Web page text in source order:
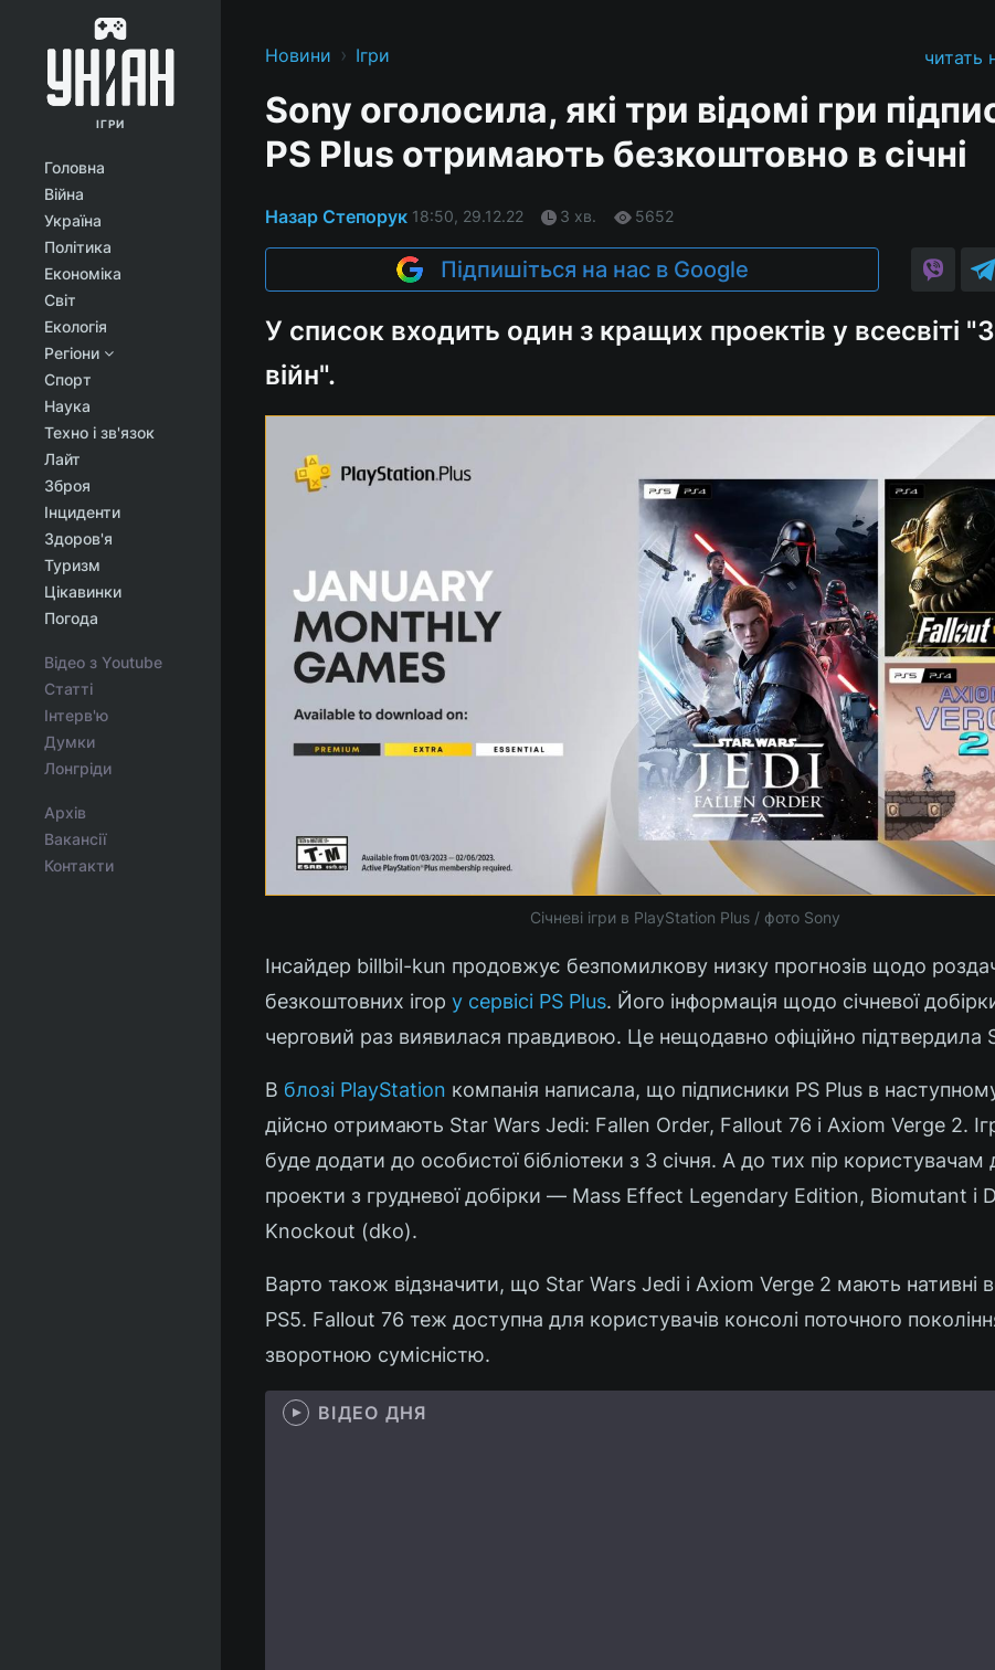
ІГРИ
Головна
Війна
Україна
Політика
Економіка
Світ
Екологія
Регіони
Спорт
Наука
Техно і зв'язок
Лайт
Зброя
Інциденти
Здоров'я
Туризм
Цікавинки
Погода
Відео з Youtube
Статті
Інтерв'ю
Думки
Лонгріди
Архів
Вакансії
Контакти
Новини › Ігри читать
Sony оголосила, які три відомі гри
PS Plus отримають безкоштовно в січні
Назар Степорук 18:50, 29.12.22 3 хв. 5652
Підпишіться на нас в Google
У список входить один з кращих проектів у всесвіті
війн".
Січневі ігри в PlayStation Plus / фото Sony
Інсайдер billbil-kun продовжує безпомилкову низку прогнозів щодо
безкоштовних ігор у сервісі PS Plus. Його інформація щодо січневої
черговий раз виявилася правдивою. Це нещодавно офіційно підтвердила
В блозі PlayStation компанія написала, що підписники PS Plus в
дійсно отримають Star Wars Jedi: Fallen Order, Fallout 76 і Axiom Verge 2.
буде додати до особистої бібліотеки з 3 січня. А до тих пір користувачам
проекти з грудневої добірки — Mass Effect Legendary Edition, Biomutant і
Knockout (dko).
Варто також відзначити, що Star Wars Jedi і Axiom Verge 2 мають нативні
PS5. Fallout 76 теж доступна для користувачів консолі поточного
зворотною сумісністю.
ВІДЕО ДНЯ